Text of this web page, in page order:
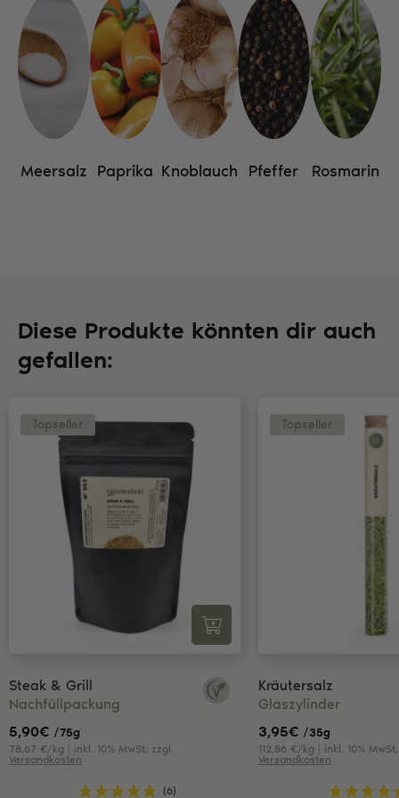
Meersalz Paprika Knoblauch Pfeffer Rosmarin
Diese Produkte könnten dir auch
gefallen:
Topseller
Steak & Grill
Nachfüllpackung
5,90€ /75g
78,67 €/kg | inkl. 10% MwSt, zzgl.
Versandkosten
(6)
Topseller
Kräutersalz
Glaszylinder
3,95€ /35g
112,86 €/kg | inkl. 10%
Versandkosten